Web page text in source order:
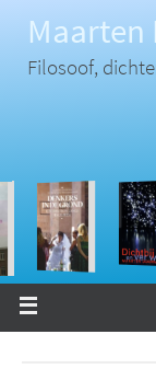
inhoudFilosoof,